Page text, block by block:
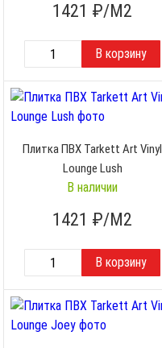
1421 ₽/М2
Плитка ПВХ Tarkett Art Vinyl
Lounge Lush
В наличии
1421 ₽/М2